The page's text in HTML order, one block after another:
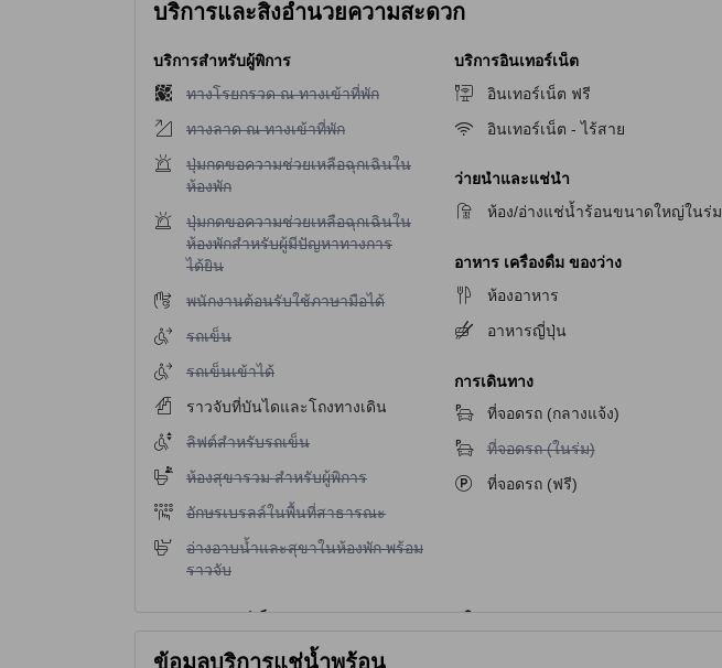
บริการและสิ่งอำนวยความสะดวก
บริการสำหรับผู้พิการ
ไม่มีบริการทางโรยกรวด ณ ทางเข้าที่พัก
ทางโรยกรวด ณ ทางเข้าที่พัก
ไม่มีบริการทางลาด ณ ทางเข้าที่พัก
ทางลาด ณ ทางเข้าที่พัก
ไม่มีบริการปุ่มกดขอความช่วยเหลือฉุกเฉินในห้องพัก
ปุ่มกดขอความช่วยเหลือฉุกเฉินใน
ห้องพัก
ไม่มีบริการปุ่มกดขอความช่วยเหลือฉุกเฉินในห้องพักสำหรับผู้มีปัญหาทางการได้ยิน
ปุ่มกดขอความช่วยเหลือฉุกเฉินใน
ห้องพักสำหรับผู้มีปัญหาทางการ
ได้ยิน
ไม่มีบริการพนักงานต้อนรับใช้ภาษามือได้
พนักงานต้อนรับใช้ภาษามือได้
ไม่มีบริการรถเข็น
รถเข็น
ไม่มีบริการรถเข็นเข้าได้
รถเข็นเข้าได้
ราวจับที่บันไดและโถงทางเดิน
ไม่มีบริการลิฟต์สำหรับรถเข็น
ลิฟต์สำหรับรถเข็น
ไม่มีบริการห้องสุขารวม สำหรับผู้พิการ
ห้องสุขารวม สำหรับผู้พิการ
ไม่มีบริการอักษรเบรลล์ในพื้นที่สาธารณะ
อักษรเบรลล์ในพื้นที่สาธารณะ
ไม่มีบริการอ่างอาบน้ำและสุขาในห้องพัก พร้อมราวจับ
อ่างอาบน้ำและสุขาในห้องพัก พร้อม
ราวจับ
บริการอินเทอร์เน็ต
อินเทอร์เน็ต ฟรี
อินเทอร์เน็ต - ไร้สาย
ว่ายน้ำและแช่น้ำ
ห้อง/อ่างแช่น้ำร้อนขนาดใหญ่ในร่ม
อาหาร เครื่องดื่ม ของว่าง
ห้องอาหาร
อาหารญี่ปุ่น
การเดินทาง
ที่จอดรถ (กลางแจ้ง)
ไม่มีบริการที่จอดรถ (ในร่ม)
ที่จอดรถ (ในร่ม)
ที่จอดรถ (ฟรี)
ข้อมูลบริการแช่น้ำพุร้อน